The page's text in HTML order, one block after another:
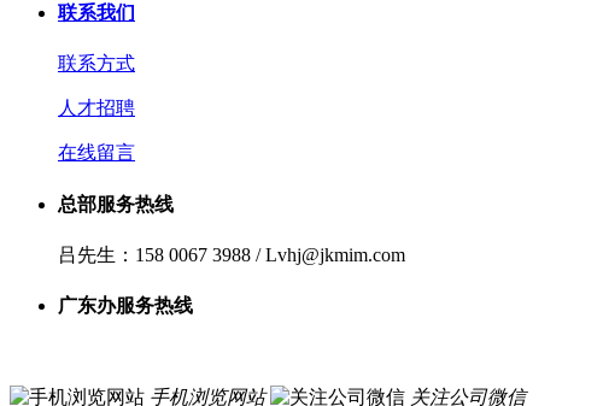
联系我们
联系方式
人才招聘
在线留言
总部服务热线
吕先生：158 0067 3988 / Lvhj@jkmim.com
广东办服务热线
手机浏览网站 关注公司微信